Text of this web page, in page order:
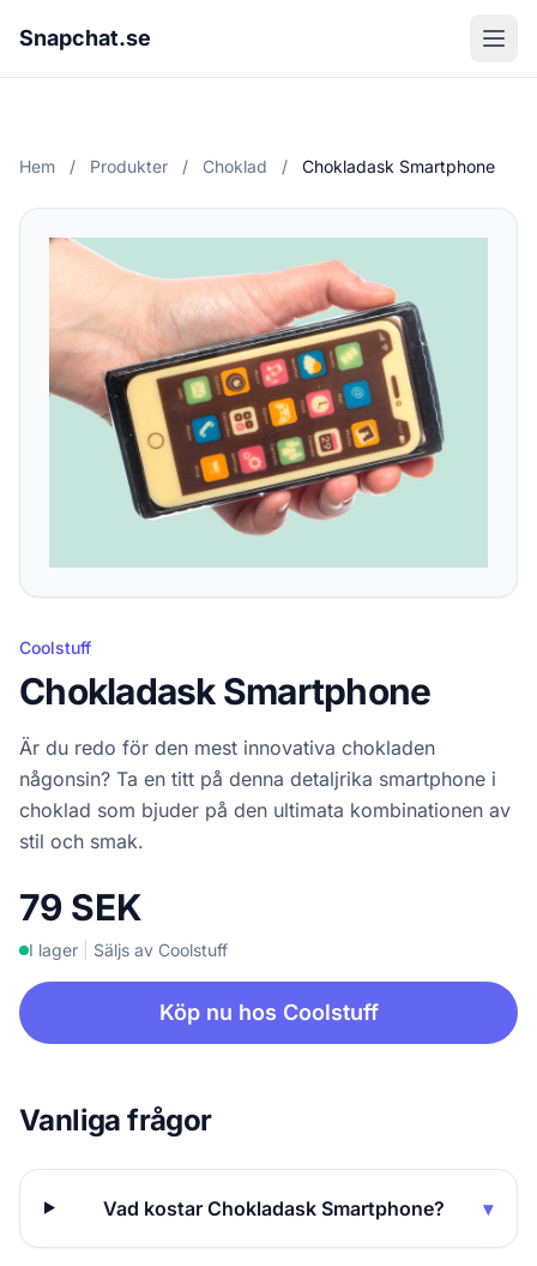
Snapchat.se
Hem / Produkter / Choklad / Chokladask Smartphone
Coolstuff
Chokladask Smartphone
Är du redo för den mest innovativa chokladen
någonsin? Ta en titt på denna detaljrika smartphone i
choklad som bjuder på den ultimata kombinationen av
stil och smak.
79 SEK
I lager Säljs av Coolstuff
Köp nu hos Coolstuff
Vanliga frågor
Vad kostar Chokladask Smartphone? ▾